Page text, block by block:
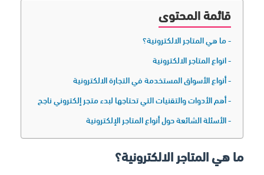
قائمة المحتوى
ما هي المتاجر الالكترونية؟
انواع المتاجر الالكترونية
أنواع الأسواق المستخدمة في التجارة الالكترونية
أهم الأدوات والتقنيات التي تحتاجها لبدء متجر إلكتروني ناجح
الأسئلة الشائعة حول أنواع المتاجر الإلكترونية
ما هي المتاجر الالكترونية؟